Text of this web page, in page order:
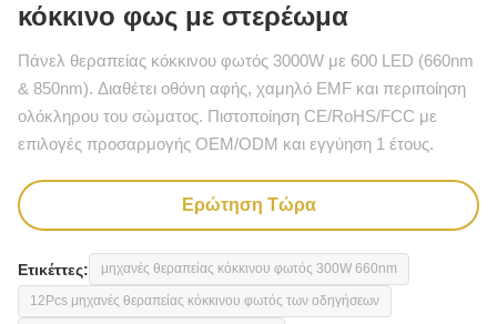
κόκκινο φως με στερέωμα
Πάνελ θεραπείας κόκκινου φωτός 3000W με 600 LED (660nm
& 850nm). Διαθέτει οθόνη αφής, χαμηλό EMF και περιποίηση
ολόκληρου του σώματος. Πιστοποίηση CE/RoHS/FCC με
επιλογές προσαρμογής OEM/ODM και εγγύηση 1 έτους.
Ερώτηση Τώρα
Ετικέττες: μηχανές θεραπείας κόκκινου φωτός 300W 660nm
12Pcs μηχανές θεραπείας κόκκινου φωτός των οδηγήσεων